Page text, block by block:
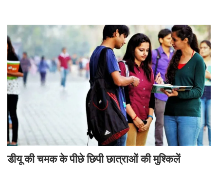
डीयू की चमक के पीछे छिपी छात्राओं की मुश्किलें